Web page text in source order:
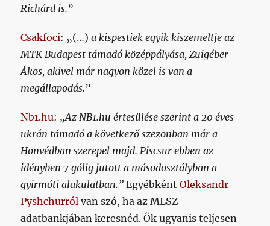
Richárd is.”
Csakfoci: „(…)a kispestiek egyik kiszemeltje az
MTK Budapest támadó középpályása, Zuigéber
Ákos, akivel már nagyon közel is van a
megállapodás.”
Nb1.hu: „Az NB1.hu értesülése szerint a 20 éves
ukrán támadó a következő szezonban már a
Honvédban szerepel majd. Piscsur ebben az
idényben 7 gólig jutott a másodosztályban a
gyirmóti alakulatban.” EgyébkéntOleksandr
Pyshchurról van szó, ha az MLSZ
adatbankjában keresnéd. Ők ugyanis teljesen